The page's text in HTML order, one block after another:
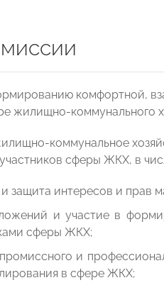
комфортной,
жилищно-коммунального
коммунальное
участников сферы ЖКХ, в
защита интересов и прав
и участие в
сферы ЖКХ;
и
в сфере ЖКХ;